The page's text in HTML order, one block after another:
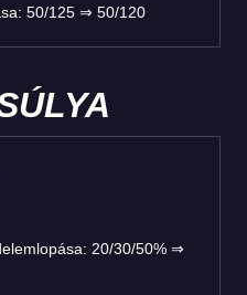
50/125 ⇒ 50/120
20/30/50% ⇒